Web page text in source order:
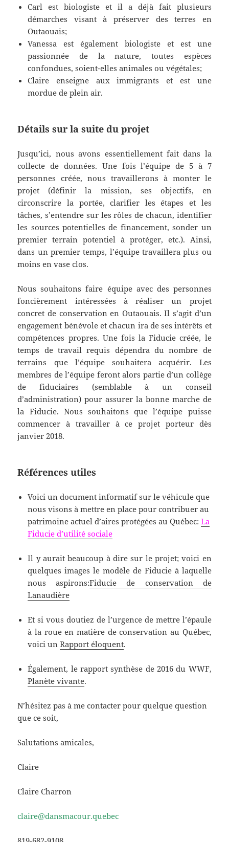
Carl est biologiste et il a déjà fait plusieurs
démarches visant à préserver des terres en
Outaouais;
Vanessa est également biologiste et est une
passionnée de la nature, toutes espèces
confondues, soient-elles animales ou végétales;
Claire enseigne aux immigrants et est une
mordue de plein air.
Détails sur la suite du projet
Jusqu’ici, nous avons essentiellement fait dans la
collecte de données. Une fois l’équipe de 5 à 7
personnes créée, nous travaillerons à monter le
projet (définir la mission, ses objectifs, en
circonscrire la portée, clarifier les étapes et les
tâches, s’entendre sur les rôles de chacun, identifier
les sources potentielles de financement, sonder un
premier terrain potentiel à protéger, etc.). Ainsi,
dans un premier temps, l’équipe travaillera plus ou
moins en vase clos.
Nous souhaitons faire équipe avec des personnes
foncièrement intéressées à réaliser un projet
concret de conservation en Outaouais. Il s’agit d’un
engagement bénévole et chacun ira de ses intérêts et
compétences propres. Une fois la Fiducie créée, le
temps de travail requis dépendra du nombre de
terrains que l’équipe souhaitera acquérir. Les
membres de l’équipe feront alors partie d’un collège
de fiduciaires (semblable à un conseil
d’administration) pour assurer la bonne marche de
la Fiducie. Nous souhaitons que l’équipe puisse
commencer à travailler à ce projet porteur dès
janvier 2018.
Références utiles
Voici un document informatif sur le véhicule que
nous visons à mettre en place pour contribuer au
patrimoine actuel d’aires protégées au Québec:La
Fiducie d’utilité sociale
Il y aurait beaucoup à dire sur le projet; voici en
quelques images le modèle de Fiducie à laquelle
nous aspirons:Fiducie de conservation de
Lanaudière
Et si vous doutiez de l’urgence de mettre l’épaule
à la roue en matière de conservation au Québec,
voici unRapport éloquent.
Également, le rapport synthèse de 2016 du WWF,
Planète vivante.
N’hésitez pas à me contacter pour quelque question
que ce soit,
Salutations amicales,
Claire
Claire Charron
claire@dansmacour.quebec